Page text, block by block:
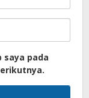
saya pada